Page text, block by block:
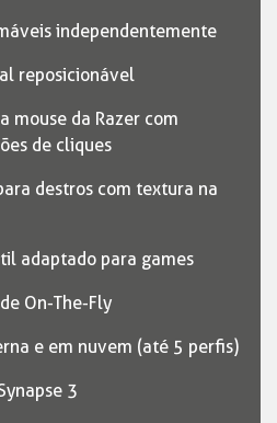
independentemente
reposicionável
mouse da Razer com
de cliques
destros com textura na
adaptado para games
On-The-Fly
e em nuvem (até 5 perfis)
3